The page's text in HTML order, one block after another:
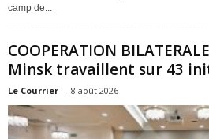
camp de...
COOPERATION
Minsk travaillent sur 43
Le Courrier - 8 août 2026